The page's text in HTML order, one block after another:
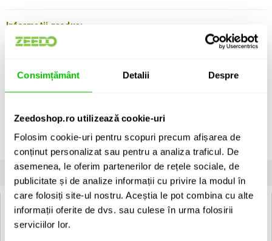
Consimțământ Detalii Despre
Zeedoshop.ro utilizează cookie-uri
Folosim cookie-uri pentru scopuri precum afișarea de
conținut personalizat sau pentru a analiza traficul. De
asemenea, le oferim partenerilor de rețele sociale, de
publicitate și de analize informații cu privire la modul în
care folosiți site-ul nostru. Aceștia le pot combina cu alte
informații oferite de dvs. sau culese în urma folosirii
serviciilor lor.
Informatii produs:
Rode DS1
metalica rigida si inaltime ajustabila. Este ideal pentru radio, podcast,
broadcasting si multe alte aplicatii.
Dealer autorizat RODE:RO-4F41A930
Unitate de vanzare: bucata
INFORMATII SPECIFICATII COMENTARII CLIENTI (2)
Rode DS1:
Specificatii: